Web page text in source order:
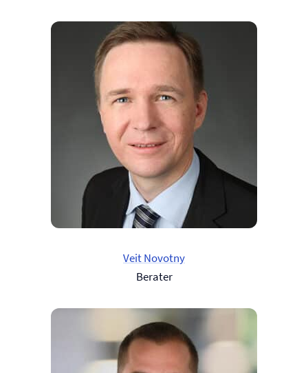
Veit Novotny
Berater